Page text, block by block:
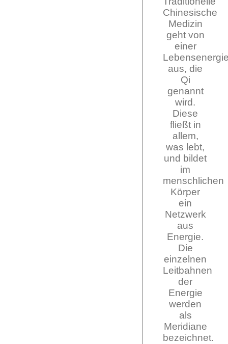
Chinesische
Medizin
geht von
einer
aus, die
Qi
genannt
wird.
Diese
fließt in
allem,
was lebt,
und bildet
im
menschlichen
Körper
ein
Netzwerk
aus
Energie.
Die
einzelnen
Leitbahnen
der
Energie
werden
als
Meridiane
bezeichnet.